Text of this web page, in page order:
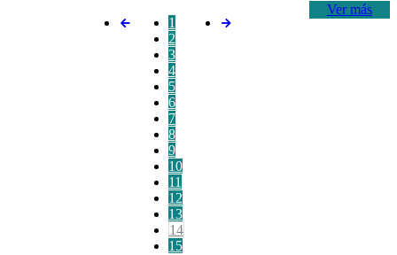
Ver más
1
2
3
4
5
6
7
8
9
10
11
12
13
14
15